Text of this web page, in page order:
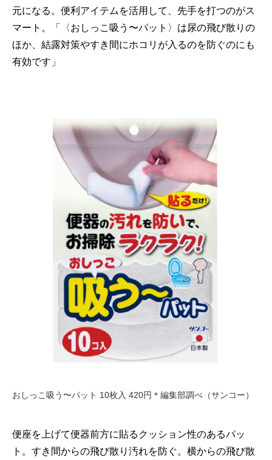
元になる。便利アイテムを活用して、先手を打つのがス
マート。「〈おしっこ吸う〜パット〉は尿の飛び散りの
ほか、結露対策やすき間にホコリが入るのを防ぐのにも
有効です」
おしっこ吸う〜パット 10枚入 420円＊編集部調べ（サンコー）
便座を上げて便器前方に貼るクッション性のあるパッ
ト。すき間からの飛び散り汚れを防ぐ。横からの飛び散